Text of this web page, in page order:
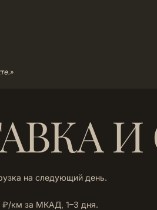
на следующий день.
км за МКАД, 1–3 дня.